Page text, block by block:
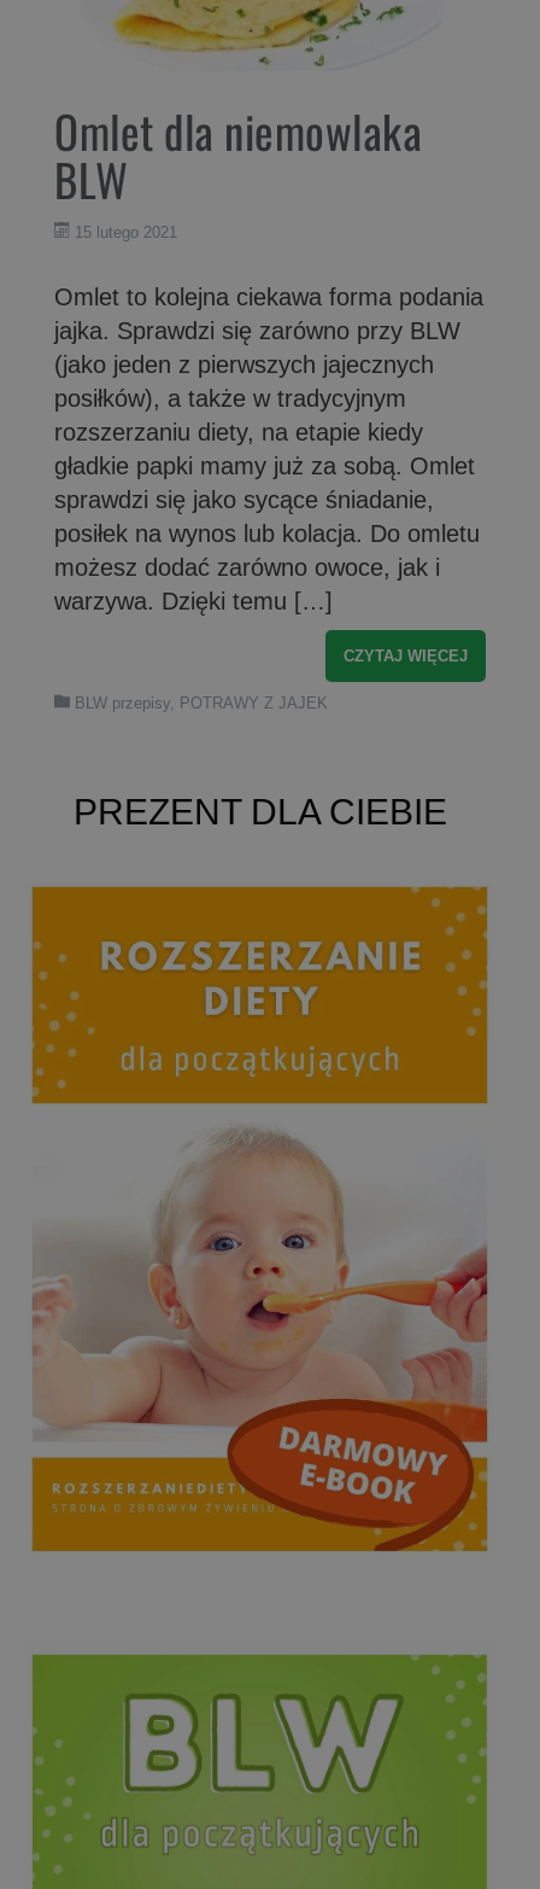
Omlet dla niemowlaka
BLW
15 lutego 2021
Omlet to kolejna ciekawa forma podania
jajka. Sprawdzi się zarówno przy BLW
(jako jeden z pierwszych jajecznych
posiłków), a także w tradycyjnym
rozszerzaniu diety, na etapie kiedy
gładkie papki mamy już za sobą. Omlet
sprawdzi się jako sycące śniadanie,
posiłek na wynos lub kolacja. Do omletu
możesz dodać zarówno owoce, jak i
warzywa. Dzięki temu […]
CZYTAJ WIĘCEJ
BLW przepisy, POTRAWY Z JAJEK
PREZENT DLA CIEBIE